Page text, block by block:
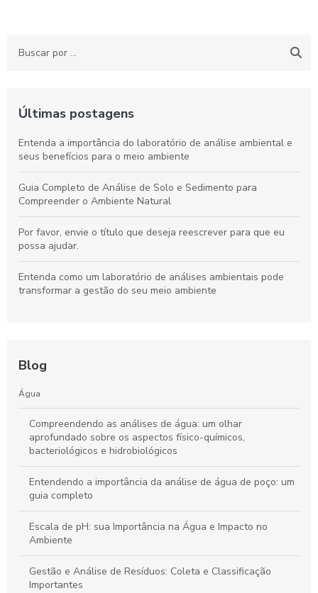
Últimas postagens
Entenda a importância do laboratório de análise ambiental e
seus benefícios para o meio ambiente
Guia Completo de Análise de Solo e Sedimento para
Compreender o Ambiente Natural
Por favor, envie o título que deseja reescrever para que eu
possa ajudar.
Entenda como um laboratório de análises ambientais pode
transformar a gestão do seu meio ambiente
Blog
Água
Compreendendo as análises de água: um olhar
aprofundado sobre os aspectos físico-químicos,
bacteriológicos e hidrobiológicos
Entendendo a importância da análise de água de poço: um
guia completo
Escala de pH: sua Importância na Água e Impacto no
Ambiente
Gestão e Análise de Resíduos: Coleta e Classificação
Importantes